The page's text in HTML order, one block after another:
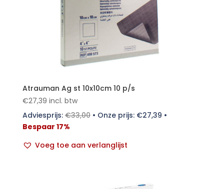
Atrauman Ag st 10x10cm 10 p/s
€27,39 incl. btw
Adviesprijs:€33,00• Onze prijs: €27,39 •
Bespaar 17%
Voeg toe aan verlanglijst